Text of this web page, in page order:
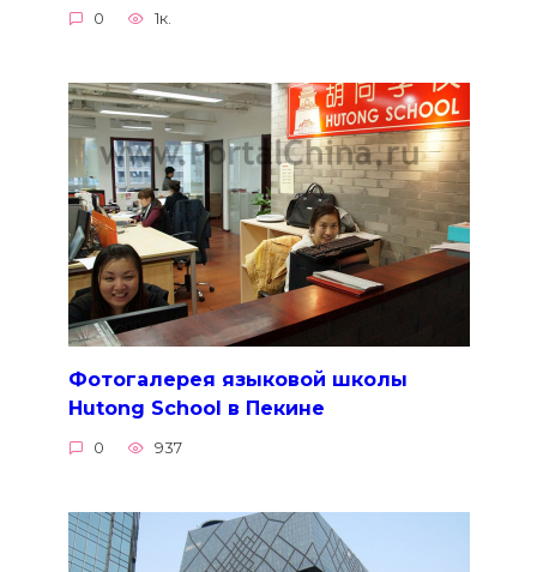
0 1к.
Фотогалерея языковой школы
Hutong School в Пекине
0 937